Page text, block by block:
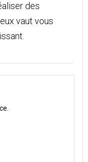
des
vaut vous